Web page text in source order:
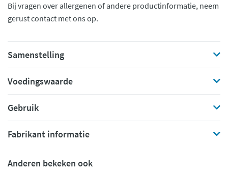
Bij vragen over allergenen of andere productinformatie, neem
gerust contact met ons op.
Samenstelling
Voedingswaarde
Gebruik
Fabrikant informatie
Anderen bekeken ook